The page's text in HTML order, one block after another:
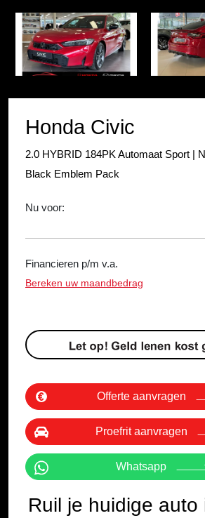
Item
Item
Honda Civic
2.0 HYBRID 184PK Automaat Sport |
Black Emblem Pack
Nu voor:
Financieren p/m v.a.
Bereken uw maandbedrag
Offerte aanvragen
Proefrit aanvragen
Whatsapp